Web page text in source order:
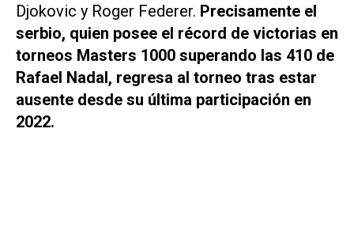
Djokovic y Roger Federer. Precisamente el
serbio, quien posee el récord de victorias en
torneos Masters 1000 superando las 410 de
Rafael Nadal, regresa al torneo tras estar
ausente desde su última participación en
2022.